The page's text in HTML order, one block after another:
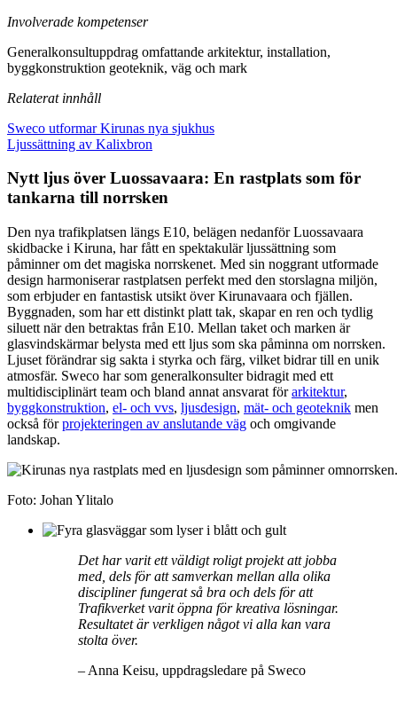
Involverade kompetenser
Generalkonsultuppdrag omfattande arkitektur, installation,
byggkonstruktion geoteknik, väg och mark
Relaterat innhåll
Sweco utformar Kirunas nya sjukhus
Ljussättning av Kalixbron
Nytt ljus över Luossavaara: En rastplats som för
tankarna till norrsken
Den nya trafikplatsen längs E10, belägen nedanför Luossavaara
skidbacke i Kiruna, har fått en spektakulär ljussättning som
påminner om det magiska norrskenet. Med sin noggrant utformade
design harmoniserar rastplatsen perfekt med den storslagna miljön,
som erbjuder en fantastisk utsikt över Kirunavaara och fjällen.
Byggnaden, som har ett distinkt platt tak, skapar en ren och tydlig
siluett när den betraktas från E10. Mellan taket och marken är
glasvindskärmar belysta med ett ljus som ska påminna om norrsken.
Ljuset förändrar sig sakta i styrka och färg, vilket bidrar till en unik
atmosfär. Sweco har som generalkonsulter bidragit med ett
multidisciplinärt team och bland annat ansvarat förarkitektur,
byggkonstruktion, el- och vvs, ljusdesign, mät- och geoteknik men
också förprojekteringen av anslutande väg och omgivande
landskap.
Foto: Johan Ylitalo
Det har varit ett väldigt roligt projekt att jobba
med, dels för att samverkan mellan alla olika
discipliner fungerat så bra och dels för att
Trafikverket varit öppna för kreativa lösningar.
Resultatet är verkligen något vi alla kan vara
stolta över.
– Anna Keisu, uppdragsledare på Sweco